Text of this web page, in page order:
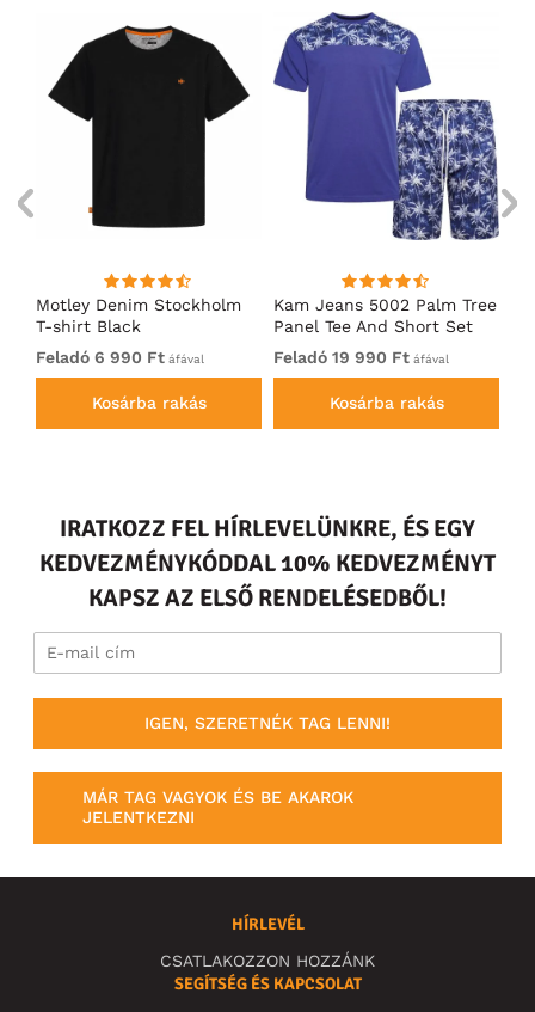
Motley Denim Stockholm
T-shirt Black
Feladó 6 990 Ft áfával
Kosárba rakás
Kam Jeans 5002 Palm Tree
Panel Tee And Short Set
Electric Blue
Feladó 19 990 Ft áfával
Kosárba rakás
IRATKOZZ FEL HÍRLEVELÜNKRE, ÉS EGY
KEDVEZMÉNYKÓDDAL 10% KEDVEZMÉNYT
KAPSZ AZ ELSŐ RENDELÉSEDBŐL!
IGEN, SZERETNÉK TAG LENNI!
MÁR TAG VAGYOK ÉS BE AKAROK
JELENTKEZNI
HÍRLEVÉL
CSATLAKOZZON HOZZÁNK
SEGÍTSÉG ÉS KAPCSOLAT